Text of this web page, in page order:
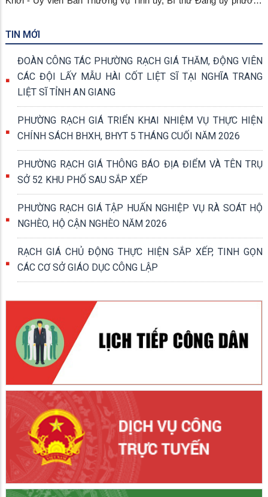
chính sách, người có công tiêu biểu trên địa bàn phường Rạch
Giá và phường Vĩnh Thông.
TIN MỚI
ĐOÀN CÔNG TÁC PHƯỜNG RẠCH GIÁ THĂM, ĐỘNG VIÊN
CÁC ĐỘI LẤY MẪU HÀI CỐT LIỆT SĨ TẠI NGHĨA TRANG
LIỆT SĨ TỈNH AN GIANG
PHƯỜNG RẠCH GIÁ TRIỂN KHAI NHIỆM VỤ THỰC HIỆN
CHÍNH SÁCH BHXH, BHYT 5 THÁNG CUỐI NĂM 2026
PHƯỜNG RẠCH GIÁ THÔNG BÁO ĐỊA ĐIỂM VÀ TÊN TRỤ
SỞ 52 KHU PHỐ SAU SẮP XẾP
PHƯỜNG RẠCH GIÁ TẬP HUẤN NGHIỆP VỤ RÀ SOÁT HỘ
NGHÈO, HỘ CẬN NGHÈO NĂM 2026
RẠCH GIÁ CHỦ ĐỘNG THỰC HIỆN SẮP XẾP, TINH GỌN
CÁC CƠ SỞ GIÁO DỤC CÔNG LẬP